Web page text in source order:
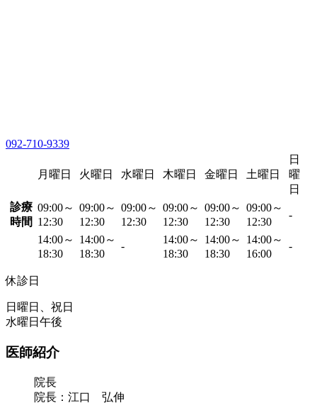
092-710-9339
月曜日 火曜日 水曜日 木曜日 金曜日 土曜日
日
曜
日
診療
時間
09:00～
12:30
09:00～
12:30
09:00～
12:30
09:00～
12:30
09:00～
12:30
09:00～
12:30
-
14:00～
18:30
14:00～
18:30
-
14:00～
18:30
14:00～
18:30
14:00～
16:00
-
休診日
日曜日、祝日
水曜日午後
医師紹介
院長
院長：江口 弘伸